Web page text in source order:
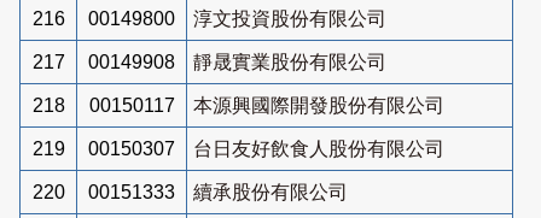
216 00149800 淳文投資股份有限公司
217 00149908 靜晟實業股份有限公司
218 00150117 本源興國際開發股份有限公司
219 00150307 台日友好飲食人股份有限公司
220 00151333 續承股份有限公司